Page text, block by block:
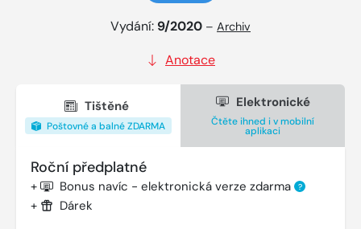
Vydání: 9/2020 – Archiv
Anotace
Tištěné
Poštovné a balné ZDARMA
Elektronické
Čtěte ihned i v mobilní
aplikaci
Roční předplatné
+ Bonus navíc - elektronická verze zdarma ?
+ Dárek